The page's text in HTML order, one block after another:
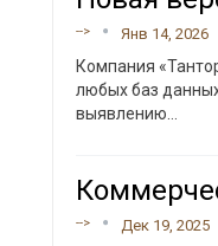
--> Янв 14, 2026
Компания
любых баз
выявлению
--> Дек 19, 2025